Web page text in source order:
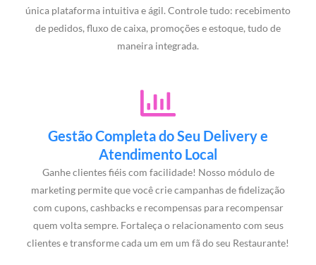
única plataforma intuitiva e ágil. Controle tudo: recebimento
de pedidos, fluxo de caixa, promoções e estoque, tudo de
maneira integrada.
Gestão Completa do Seu Delivery e
Atendimento Local
Ganhe clientes fiéis com facilidade! Nosso módulo de
marketing permite que você crie campanhas de fidelização
com cupons, cashbacks e recompensas para recompensar
quem volta sempre. Fortaleça o relacionamento com seus
clientes e transforme cada um em um fã do seu Restaurante!